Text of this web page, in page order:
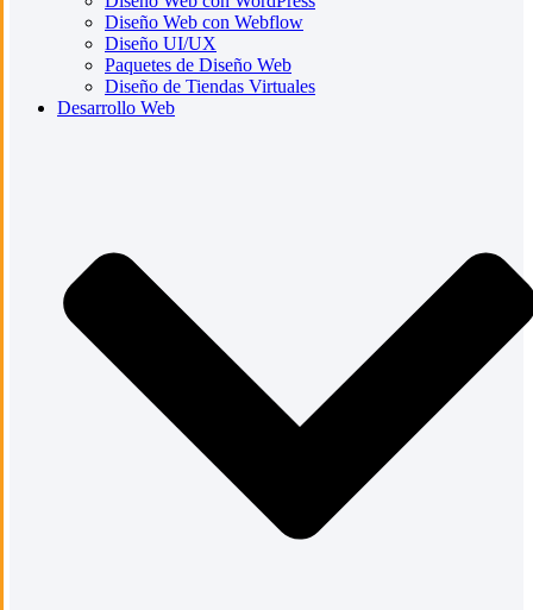
Diseño Web con Webflow
Diseño UI/UX
Paquetes de Diseño Web
Diseño de Tiendas Virtuales
Desarrollo Web